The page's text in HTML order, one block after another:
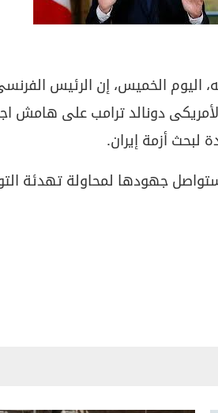
اليوم الخميس، إن الرئيس
دونالد ترامب على هامش
لبحث أزمة إيران.
جهودها لمحاولة تهدئة